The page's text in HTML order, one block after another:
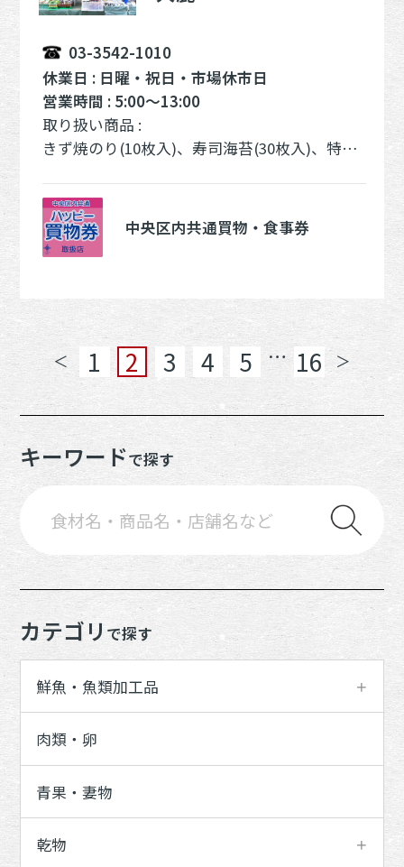
03-3542-1010
休業日 : 日曜・祝日・市場休市日
営業時間 : 5:00～13:00
取り扱い商品 :
きず焼のり(10枚入)、寿司海苔(30枚入)、特撰焼のり(10枚入)、極上焼のり(10枚入)、業務用上級キザミのり(100g入) 、上級煎茶、高級煎茶、玉露粉茶(200g入)、玉露、特撰くきほうじ茶(200g入)
中央区内共通買物・食事券
＜ 1 2 3 4 5 … 16 ＞
キーワードで探す
カテゴリ で探す
鮮魚・魚類加工品
肉類・卵
青果・妻物
乾物